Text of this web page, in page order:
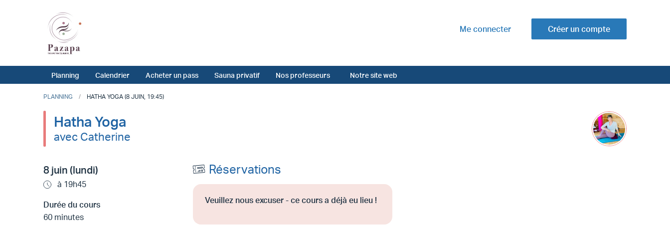
Me connecter Créer un compte
Planning Calendrier Acheter un pass Sauna privatif Nos professeurs Notre site web
PLANNING HATHA YOGA (8 JUIN, 19:45)
Hatha Yoga
avec Catherine
8 juin (lundi)
à 19h45
Durée du cours
60 minutes
Réservations
Veuillez nous excuser - ce cours a déjà eu lieu !